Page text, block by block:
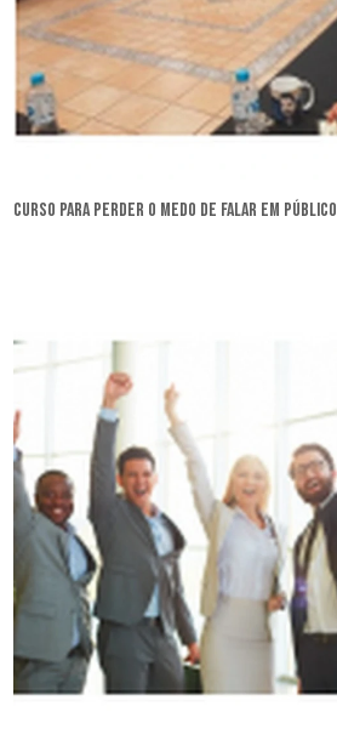
curso para perder o medo de falar em público